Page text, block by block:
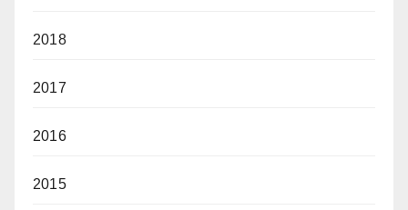
2018
2017
2016
2015